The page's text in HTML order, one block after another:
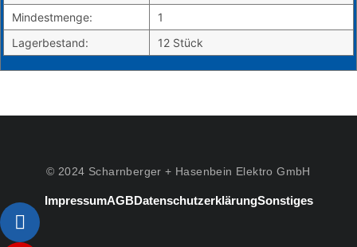
Mindestmenge:
1
Lagerbestand:
12 Stück
© 2024 Scharnberger + Hasenbein Elektro GmbH
ImpressumAGBDatenschutzerklärungSonstiges